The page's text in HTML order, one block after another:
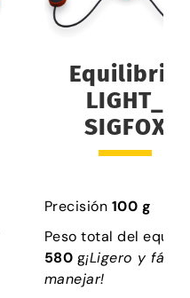
Equilibrio
LIGHT_
SIGFOX
Precisión 100 g
Peso total del
580 g¡Ligero y fácil
manejar!